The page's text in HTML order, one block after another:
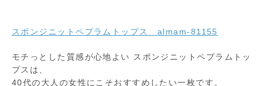
スポンジニットペプラムトップス almam-81155
モチっとした質感が心地よい スポンジニットペプラムトッ
プスは、
40代の大人の女性にこそおすすめしたい一枚です。